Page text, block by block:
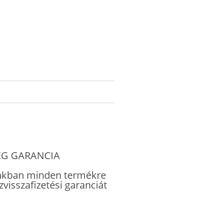
GARANCIA
minden termékre
garanciát